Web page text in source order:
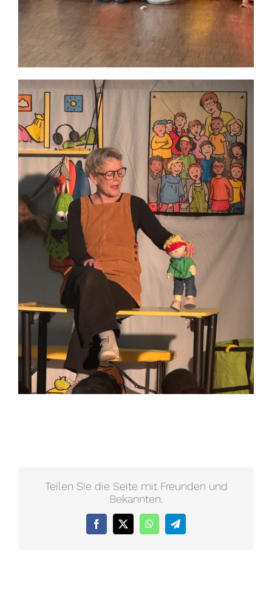
Teilen Sie die Seite mit Freunden und
Bekannten.
Facebook
X WhatsAppTelegram